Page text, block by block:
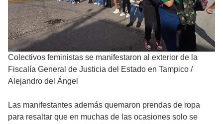
Colectivos feministas se manifestaron al exterior de la
Fiscalía General de Justicia del Estado en Tampico /
Alejandro del Ángel
Las manifestantes además quemaron prendas de ropa
para resaltar que en muchas de las ocasiones solo se